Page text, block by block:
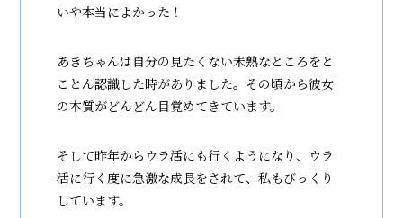
いや本当によかった！
あきちゃんは自分の見たくない未熟なところをと
ことん認識した時がありました。その頃から彼女
の本質がどんどん目覚めてきています。
そして昨年からウラ活にも行くようになり、ウラ
活に行く度に急激な成長をされて、私もびっくり
しています。